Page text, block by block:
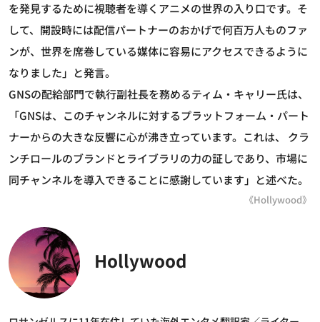
を発見するために視聴者を導くアニメの世界の入り口です。そ
して、開設時には配信パートナーのおかげで何百万人ものファ
ンが、世界を席巻している媒体に容易にアクセスできるように
なりました」と発言。
GNSの配給部門で執行副社長を務めるティム・キャリー氏は、
「GNSは、このチャンネルに対するプラットフォーム・パート
ナーからの大きな反響に心が沸き立っています。これは、 クラ
ンチロールのブランドとライブラリの力の証しであり、市場に
同チャンネルを導入できることに感謝しています」と述べた。
《Hollywood》
Hollywood